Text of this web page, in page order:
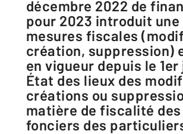
décembre 2022 de
pour 2023 introduit une
mesures fiscales
création, suppression)
en vigueur depuis le 1er
État des lieux des
créations ou
matière de fiscalité des
fonciers des